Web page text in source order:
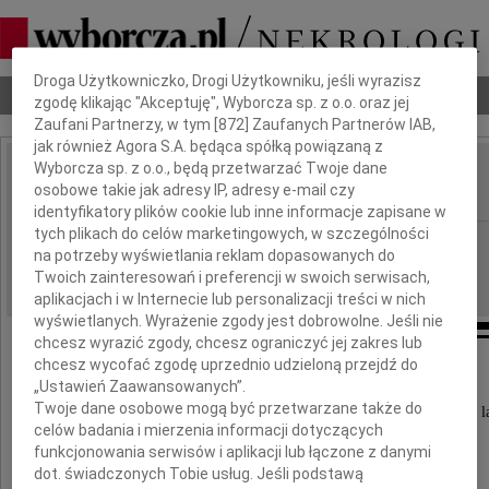
Nekrologi Odeszli Poradnik pogrzebowy
IMIĘ I NAZWISKO: Stanisław Binduła
REGION: Warszawa
DATA EMISJI: 19.05.2026
Z głębokim żalem zawiadamiamy,
że w dniu 15 maja 2026 roku zmarł w wieku 83
kochany Mąż, Tata i Dziadek
Dbamy o Twoją prywatność
Droga Użytkowniczko, Drogi Użytkowniku, jeśli wyrazisz
zgodę klikając "Akceptuję", Wyborcza sp. z o.o. oraz jej
Zaufani Partnerzy, w tym [872 ] Zaufanych Partnerów IAB,
jak również Agora S.A. będąca spółką powiązaną z
Wyborcza sp. z o.o., będą przetwarzać Twoje dane
osobowe takie jak adresy IP, adresy e-mail czy
identyfikatory plików cookie lub inne informacje zapisane w
tych plikach do celów marketingowych, w szczególności
na potrzeby wyświetlania reklam dopasowanych do
Twoich zainteresowań i preferencji w swoich serwisach,
aplikacjach i w Internecie lub personalizacji treści w nich
wyświetlanych. Wyrażenie zgody jest dobrowolne. Jeśli nie
chcesz wyrazić zgody, chcesz ograniczyć jej zakres lub
chcesz wycofać zgodę uprzednio udzieloną przejdź do
„Ustawień Zaawansowanych”.
Twoje dane osobowe mogą być przetwarzane także do
celów badania i mierzenia informacji dotyczących
funkcjonowania serwisów i aplikacji lub łączone z danymi
dot. świadczonych Tobie usług. Jeśli podstawą